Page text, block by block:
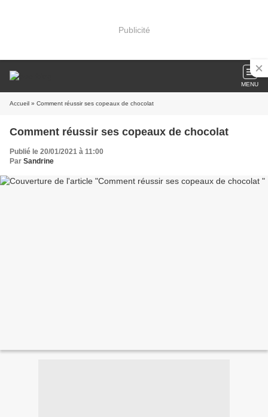
Publicité
MENU
Accueil » Comment réussir ses copeaux de chocolat
Comment réussir ses copeaux de chocolat
Publié le 20/01/2021 à 11:00
Par Sandrine